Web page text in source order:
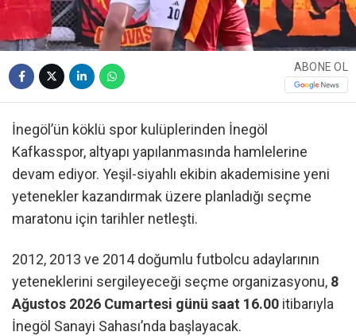
ABONE OL
İnegöl’ün köklü spor kulüplerinden İnegöl
Kafkasspor, altyapı yapılanmasında hamlelerine
devam ediyor. Yeşil-siyahlı ekibin akademisine yeni
yetenekler kazandırmak üzere planladığı seçme
maratonu için tarihler netleşti.
2012, 2013 ve 2014 doğumlu futbolcu adaylarının
yeteneklerini sergileyeceği seçme organizasyonu, 8
Ağustos 2026 Cumartesi günü saat 16.00 itibarıyla
İnegöl Sanayi Sahası’nda başlayacak.